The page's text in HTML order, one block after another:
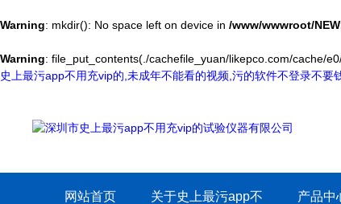
Warning: mkdir(): No space left on device in /www/wwwroot/
Warning: file_put_contents(./cachefile_yuan/likepco.com/cache/
史上最污app不用充vip的,未成年不能看的视频,污的软件不登录不要
网站首页 关于史上最污app不 产品中